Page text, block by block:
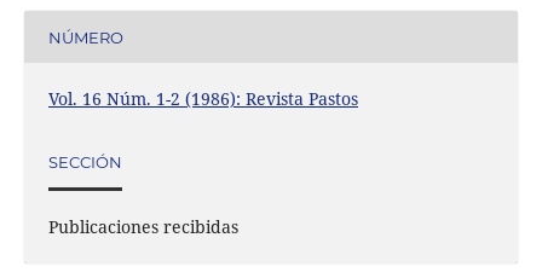
NÚMERO
Vol. 16 Núm. 1-2 (1986): Revista Pastos
SECCIÓN
Publicaciones recibidas